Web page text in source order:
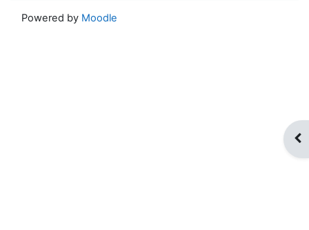
Powered by Moodle